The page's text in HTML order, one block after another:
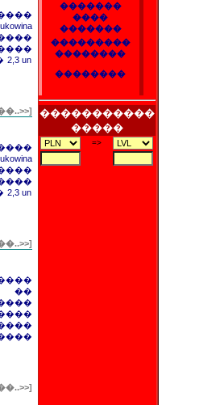
un
un
��
�������
����
�������
���������
��������
��������
�����������
�����
=>